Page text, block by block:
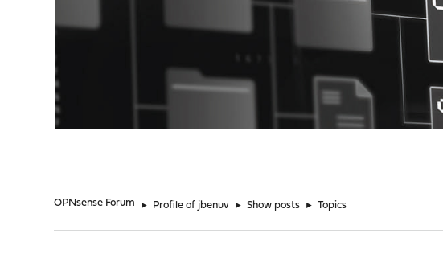
OPNsense Forum ► Profile of jbenuv ► Show posts ► Topics